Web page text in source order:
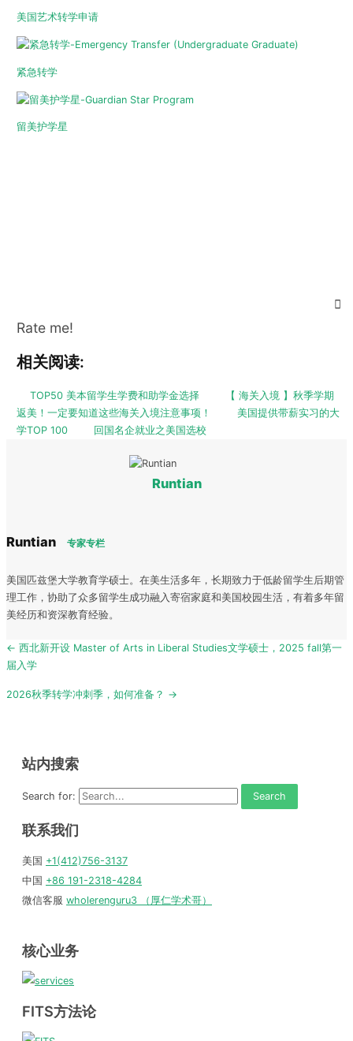
美国艺术转学申请
紧急转学
留美护学星
Rate me!
相关阅读:
TOP50 美本留学生学费和助学金选择
【 海关入境 】秋季学期
返美！一定要知道这些海关入境注意事项！
美国提供带薪实习的大
学TOP 100
回国名企就业之美国选校
Runtian
Runtian 专家专栏
美国匹兹堡大学教育学硕士。在美生活多年，长期致力于低龄留学生后期管
理工作，协助了众多留学生成功融入寄宿家庭和美国校园生活，有着多年留
美经历和资深教育经验。
Post
navigation
← 西北新开设 Master of Arts in Liberal Studies文学硕士，2025 fall第一
届入学
2026秋季转学冲刺季，如何准备？ →
站内搜索
Search for:
联系我们
美国 +1(412)756-3137
中国 +86 191-2318-4284
微信客服 wholerenguru3 （厚仁学术哥）
核心业务
FITS方法论